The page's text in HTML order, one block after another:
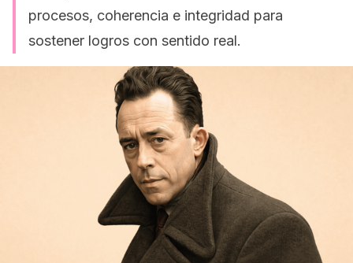
procesos, coherencia e integridad para
sostener logros con sentido real.